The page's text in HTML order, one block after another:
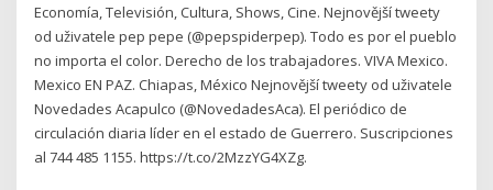
Economía, Televisión, Cultura, Shows, Cine. Nejnovější tweety
od uživatele pep pepe (@pepspiderpep). Todo es por el pueblo
no importa el color. Derecho de los trabajadores. VIVA Mexico.
Mexico EN PAZ. Chiapas, México Nejnovější tweety od uživatele
Novedades Acapulco (@NovedadesAca). El periódico de
circulación diaria líder en el estado de Guerrero. Suscripciones
al 744 485 1155. https://t.co/2MzzYG4XZg.